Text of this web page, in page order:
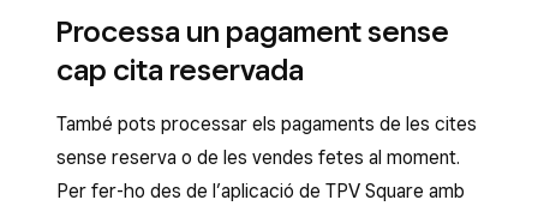
Selecciona la cita que vols cobrar, obre’n
els detalls i fes clic a Accepta el
pagament .
AMètode de pagament, selecciona el
que vulguis i segueix les instruccions per
completar la venda.
Cites Square:
Procés de pagamenti seleccionar una
cita de la llista que es mostra a la pestanya
Cites.Nota: la venda s’associarà a
Processa un pagament sense
cap cita reservada
També pots processar els pagaments de les cites
sense reserva o de les vendes fetes al moment.
Per fer-ho des de l’aplicació de TPV Square amb